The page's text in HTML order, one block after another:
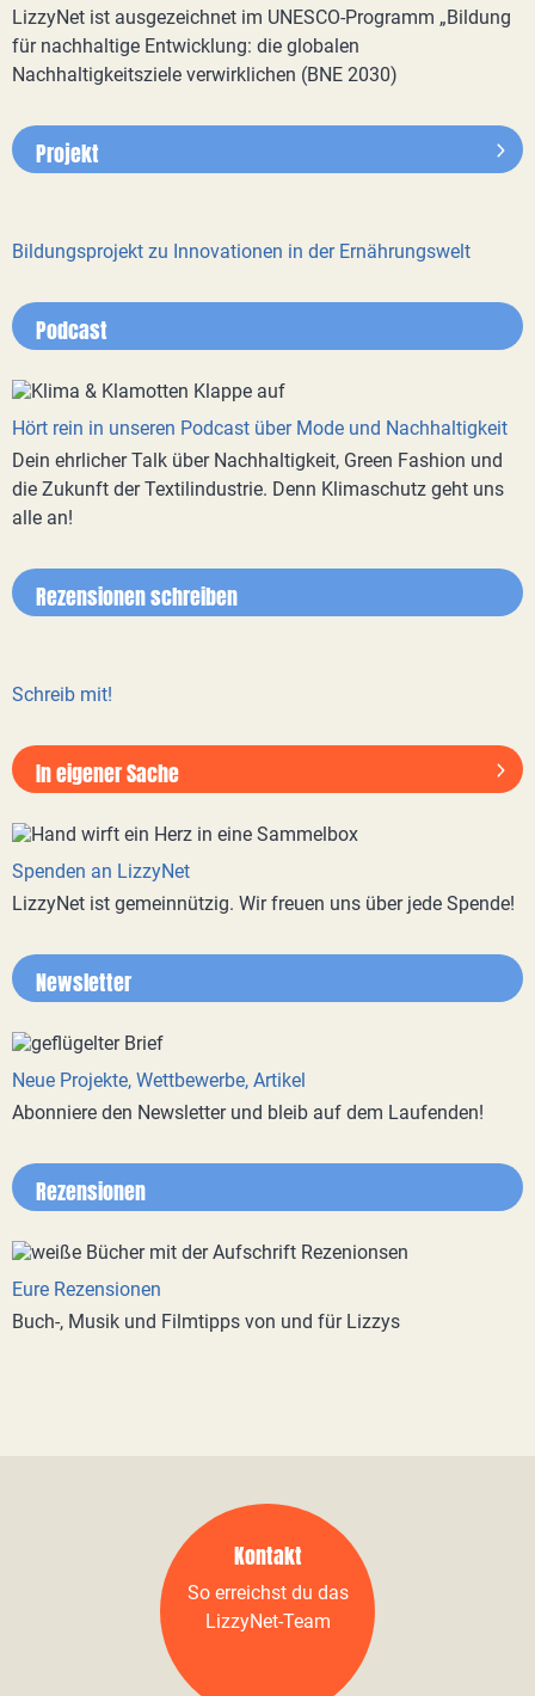
LizzyNet ist ausgezeichnet im UNESCO-Programm „Bildung
für nachhaltige Entwicklung: die globalen
Nachhaltigkeitsziele verwirklichen (BNE 2030)
Projekt
Bildungsprojekt zu Innovationen in der Ernährungswelt
Podcast
Hört rein in unseren Podcast über Mode und Nachhaltigkeit
Dein ehrlicher Talk über Nachhaltigkeit, Green Fashion und
die Zukunft der Textilindustrie. Denn Klimaschutz geht uns
alle an!
Rezensionen schreiben
Schreib mit!
In eigener Sache
Spenden an LizzyNet
LizzyNet ist gemeinnützig. Wir freuen uns über jede Spende!
Newsletter
Neue Projekte, Wettbewerbe, Artikel
Abonniere den Newsletter und bleib auf dem Laufenden!
Rezensionen
Eure Rezensionen
Buch-, Musik und Filmtipps von und für Lizzys
Kontakt
So erreichst du das
LizzyNet-Team